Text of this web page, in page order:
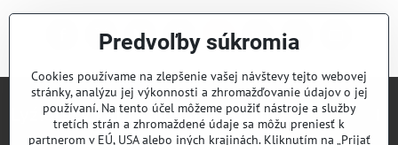
FacebookTwitterBlueskyPinterestReddit LinkedInWhatsApp
Lyžiarsky klub Valčianska dolina
Predvoľby súkromia
Cookies používame na zlepšenie vašej návštevy tejto webovej
stránky, analýzu jej výkonnosti a zhromažďovanie údajov o jej
používaní. Na tento účel môžeme použiť nástroje a služby
tretích strán a zhromaždené údaje sa môžu preniesť k
partnerom v EÚ, USA alebo iných krajinách. Kliknutím na „Prijať